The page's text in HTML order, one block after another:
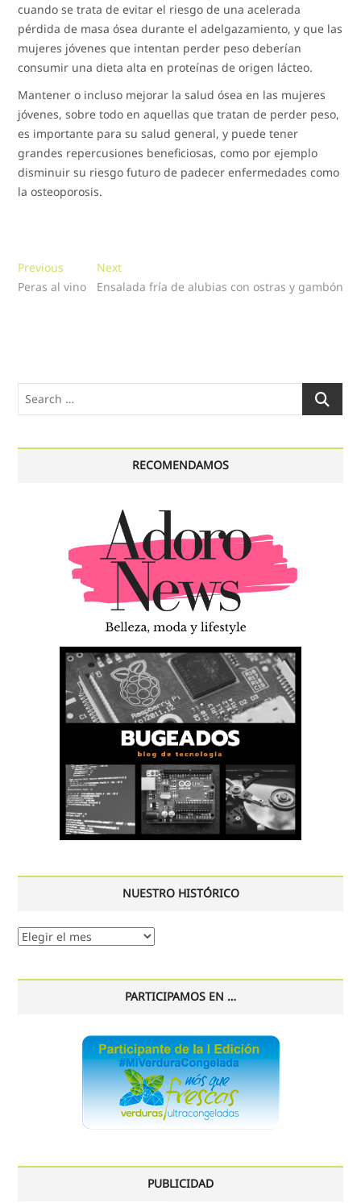
cuando se trata de evitar el riesgo de una acelerada
pérdida de masa ósea durante el adelgazamiento, y que las
mujeres jóvenes que intentan perder peso deberían
consumir una dieta alta en proteínas de origen lácteo.
Mantener o incluso mejorar la salud ósea en las mujeres
jóvenes, sobre todo en aquellas que tratan de perder peso,
es importante para su salud general, y puede tener
grandes repercusiones beneficiosas, como por ejemplo
disminuir su riesgo futuro de padecer enfermedades como
la osteoporosis.
Navegación
de
Previous Previous
post:
Peras al vino
NextNext
post:
Ensalada fría de alubias con ostras y gambón
Search
RECOMENDAMOS
NUESTRO HISTÓRICO
Nuestro
PARTICIPAMOS EN …
PUBLICIDAD